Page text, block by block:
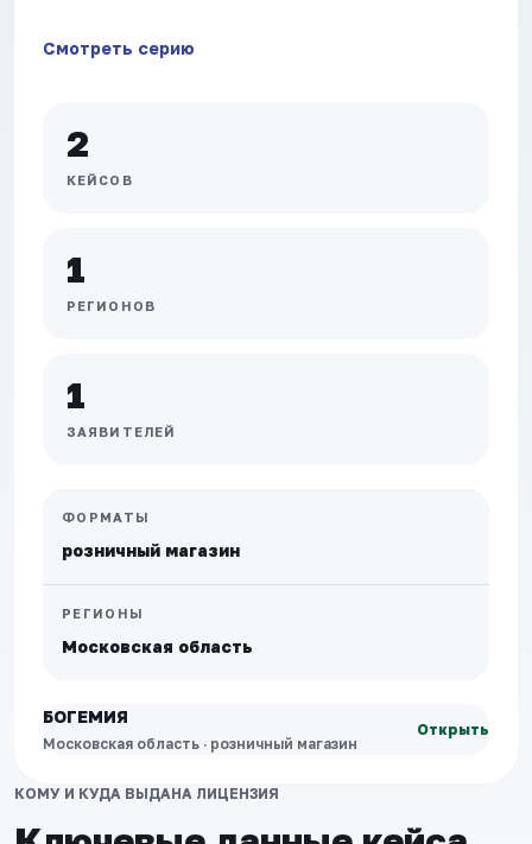
Смотреть серию
2
КЕЙСОВ
1
РЕГИОНОВ
1
ЗАЯВИТЕЛЕЙ
ФОРМАТЫ
розничный магазин
РЕГИОНЫ
Московская область
БОГЕМИЯ
Московская область · розничный магазин
Открыть
КОМУ И КУДА ВЫДАНА ЛИЦЕНЗИЯ